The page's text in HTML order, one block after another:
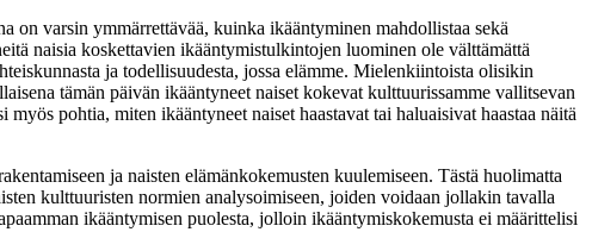
on varsin ymmärrettävää, kuinka ikääntyminen mahdollistaa sekä
naisia koskettavien ikääntymistulkintojen luominen ole välttämättä
ja todellisuudesta, jossa elämme. Mielenkiintoista olisikin
tämän päivän ikääntyneet naiset kokevat kulttuurissamme vallitsevan
pohtia, miten ikääntyneet naiset haastavat tai haluaisivat haastaa näitä
ja naisten elämänkokemusten kuulemiseen. Tästä huolimatta
kulttuuristen normien analysoimiseen, joiden voidaan jollakin tavalla
ikääntymisen puolesta, jolloin ikääntymiskokemusta ei määrittelisi